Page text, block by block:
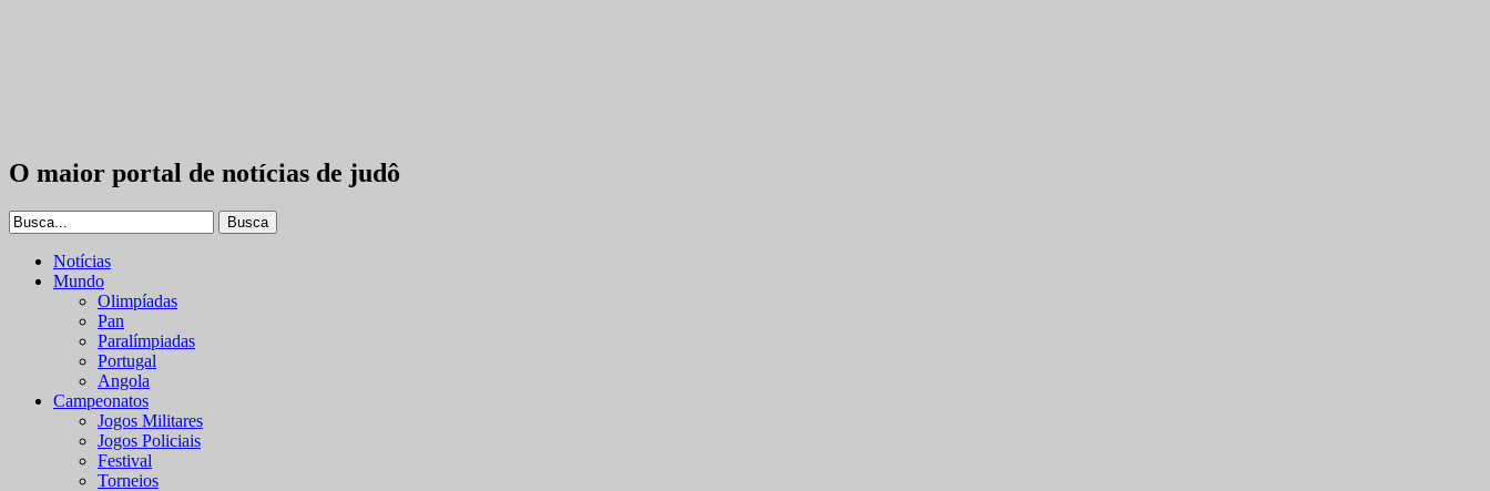
O maior portal de notícias de judô
Notícias
Mundo
Olimpíadas
Pan
Paralímpiadas
Portugal
Angola
Campeonatos
Jogos Militares
Jogos Policiais
Festival
Torneios